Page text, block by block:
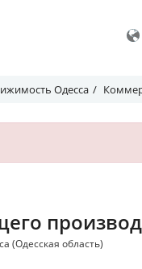
Одесса
(Одесская область)